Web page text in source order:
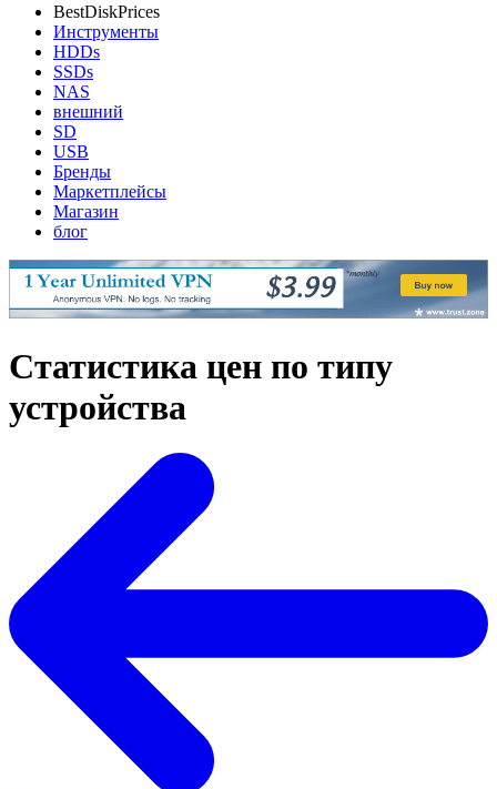
BestDiskPrices
Инструменты
HDDs
SSDs
NAS
внешний
SD
USB
Бренды
Маркетплейсы
Магазин
блог
Статистика цен по типу
устройства